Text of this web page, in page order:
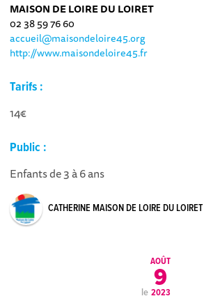
MAISON DE LOIRE DU LOIRET
02 38 59 76 60
accueil@maisondeloire45.org
http://www.maisondeloire45.fr
Tarifs :
14€
Public :
Enfants de 3 à 6 ans
CATHERINE MAISON DE LOIRE DU LOIRET
le
AOÛT
9
2023